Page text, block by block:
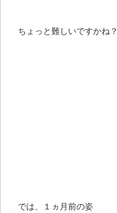
ちょっと難しいですかね？
では、１ヵ月前の姿